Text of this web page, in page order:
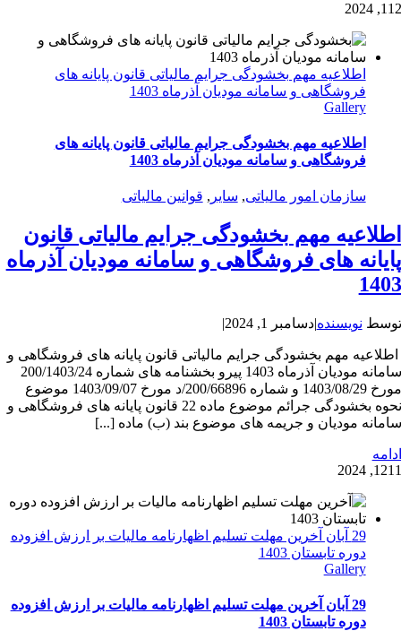
1 12, 2024
اطلاعیه مهم بخشودگی جرایم مالیاتی قانون پایانه های
فروشگاهی و سامانه مودیان آذرماه 1403
Gallery
اطلاعیه مهم بخشودگی جرایم مالیاتی قانون پایانه های
فروشگاهی و سامانه مودیان آذرماه 1403
سازمان امور مالیاتی, سایر , قوانین مالیاتی
اطلاعیه مهم بخشودگی جرایم مالیاتی قانون
پایانه های فروشگاهی و سامانه مودیان آذرماه
1403
توسط نویسنده|دسامبر 1, 2024 |
اطلاعیه مهم بخشودگی جرایم مالیاتی قانون پایانه های فروشگاهی و
سامانه مودیان آذرماه 1403 پیرو بخشنامه های شماره 200/1403/24
مورخ 1403/08/29 و شماره 200/66896/د مورخ 1403/09/07 موضوع
نحوه بخشودگی جرائم موضوع ماده 22 قانون پایانه های فروشگاهی و
سامانه مودیان و جریمه های موضوع بند (ب) ماده [...]
ادامه
1211, 2024
29 آبان آخرین مهلت تسلیم اظهارنامه مالیات بر ارزش افزوده
دوره تابستان 1403
Gallery
29 آبان آخرین مهلت تسلیم اظهارنامه مالیات بر ارزش افزوده
دوره تابستان 1403